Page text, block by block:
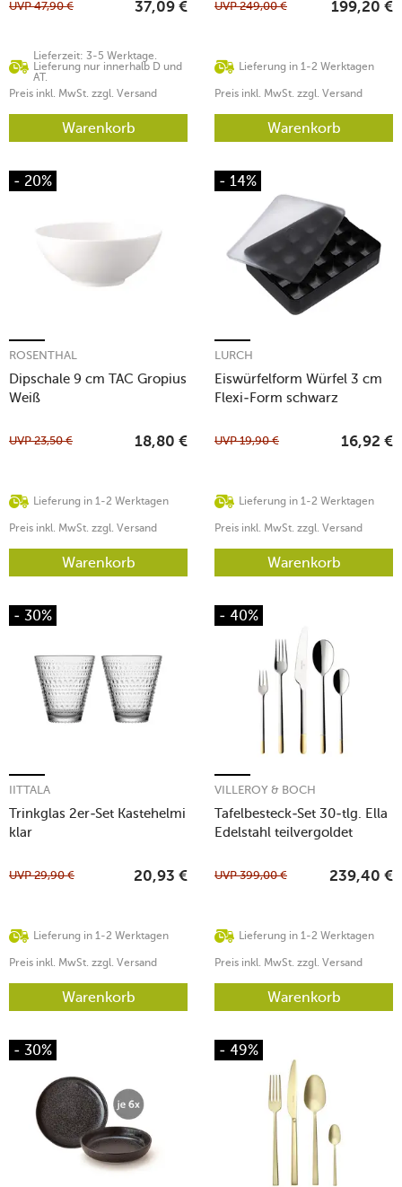
Lieferzeit: 3-5 Werktage.
Lieferung nur innerhalb D und
AT.
UVP47,90 € 37,09 €
Preis inkl. MwSt. zzgl. Versand
Warenkorb
Lieferung in 1-2 Werktagen
UVP249,00 € 199,20 €
Preis inkl. MwSt. zzgl. Versand
Warenkorb
- 20%
Dipschale 9 cm TAC Gropius
Weiß
ROSENTHAL
Lieferung in 1-2 Werktagen
UVP23,50 € 18,80 €
Preis inkl. MwSt. zzgl. Versand
Warenkorb
- 14%
Eiswürfelform Würfel 3 cm
Flexi-Form schwarz
LURCH
Lieferung in 1-2 Werktagen
UVP19,90 € 16,92 €
Preis inkl. MwSt. zzgl. Versand
Warenkorb
- 30%
Trinkglas 2er-Set Kastehelmi
klar
IITTALA
Lieferung in 1-2 Werktagen
UVP29,90 € 20,93 €
Preis inkl. MwSt. zzgl. Versand
Warenkorb
- 40%
Tafelbesteck-Set 30-tlg. Ella
Edelstahl teilvergoldet
VILLEROY & BOCH
Lieferung in 1-2 Werktagen
UVP399,00 € 239,40 €
Preis inkl. MwSt. zzgl. Versand
Warenkorb
- 30% - 49%